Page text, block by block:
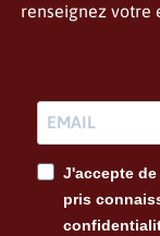
renseignez votre
J'accepte
pris